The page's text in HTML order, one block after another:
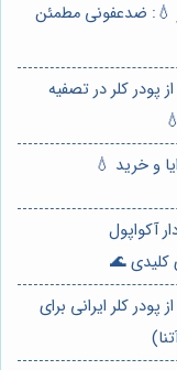
💧: ضدعفونی مطمئن
پودر کلر در تصفیه
و خرید 💧
آکواپول
پودر کلر ایرانی برای